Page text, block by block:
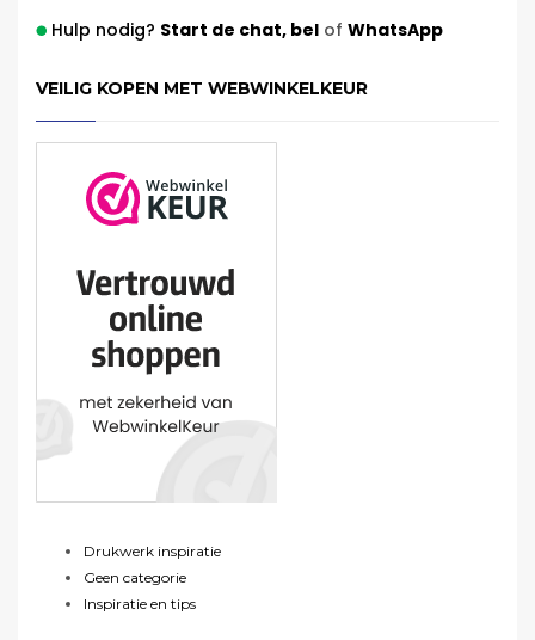
Hulp nodig? Start de chat,belof WhatsApp
VEILIG KOPEN MET WEBWINKELKEUR
Drukwerk inspiratie
Geen categorie
Inspiratie en tips